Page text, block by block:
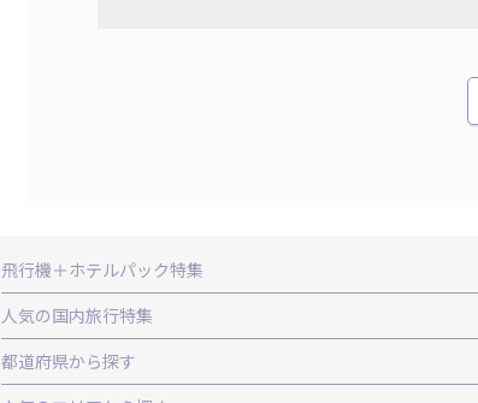
飛行機＋ホテルパック特集
赤い風船ダイナミックパッケージ（飛行機+ホテルパック）
ＡＮＡで行く飛行機+ホテルパック
出張パック
人気の国内旅行特集
東京ディズニーリゾート®への旅
都道府県から探す